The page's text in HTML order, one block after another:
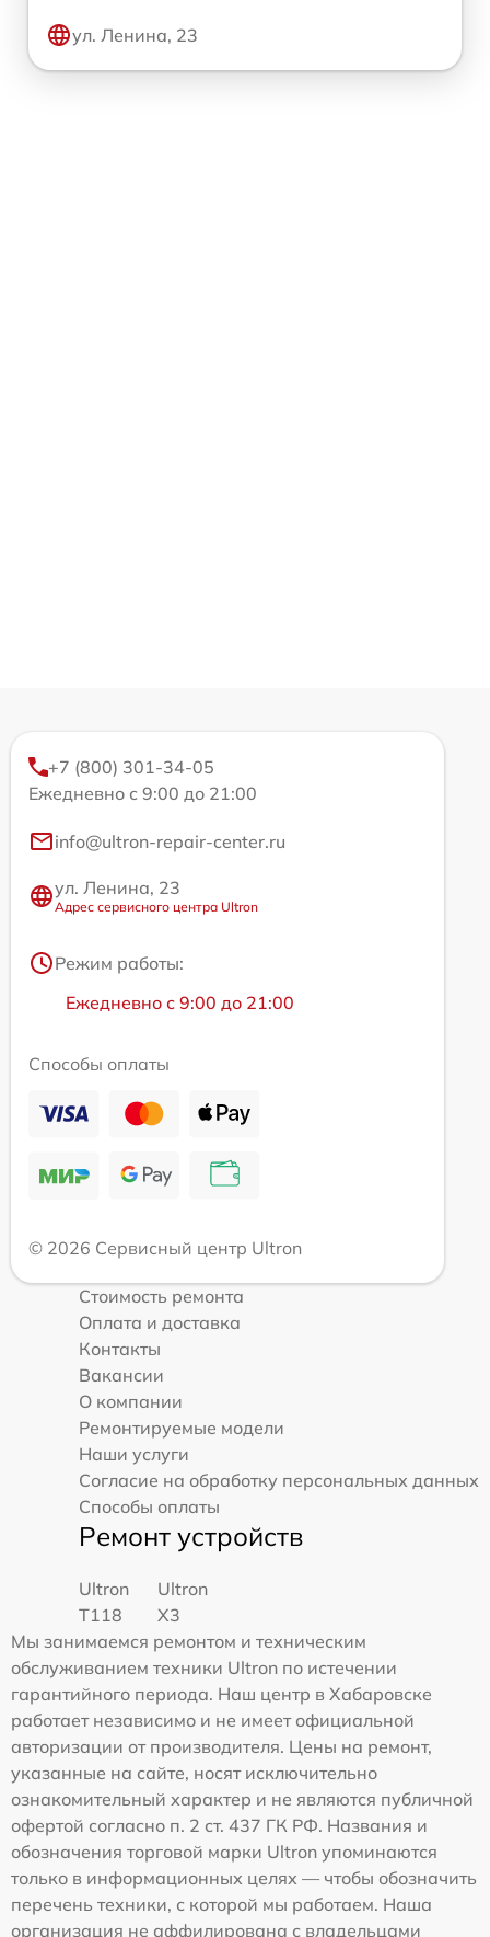
ул. Ленина, 23
+7 (800) 301-34-05
Ежедневно с 9:00 до 21:00
info@ultron-repair-center.ru
ул. Ленина, 23
Адрес сервисного центра Ultron
Режим работы:
Ежедневно с 9:00 до 21:00
Способы оплаты
© 2026 Сервисный центр Ultron
Стоимость ремонта
Оплата и доставка
Контакты
Вакансии
О компании
Ремонтируемые модели
Наши услуги
Согласие на обработку персональных данных
Способы оплаты
Ремонт устройств
Ultron
T118
Ultron
X3
Мы занимаемся ремонтом и техническим
обслуживанием техники Ultron по истечении
гарантийного периода. Наш центр в Хабаровске
работает независимо и не имеет официальной
авторизации от производителя. Цены на ремонт,
указанные на сайте, носят исключительно
ознакомительный характер и не являются публичной
офертой согласно п. 2 ст. 437 ГК РФ. Названия и
обозначения торговой марки Ultron упоминаются
только в информационных целях — чтобы обозначить
перечень техники, с которой мы работаем. Наша
организация не аффилирована с владельцами